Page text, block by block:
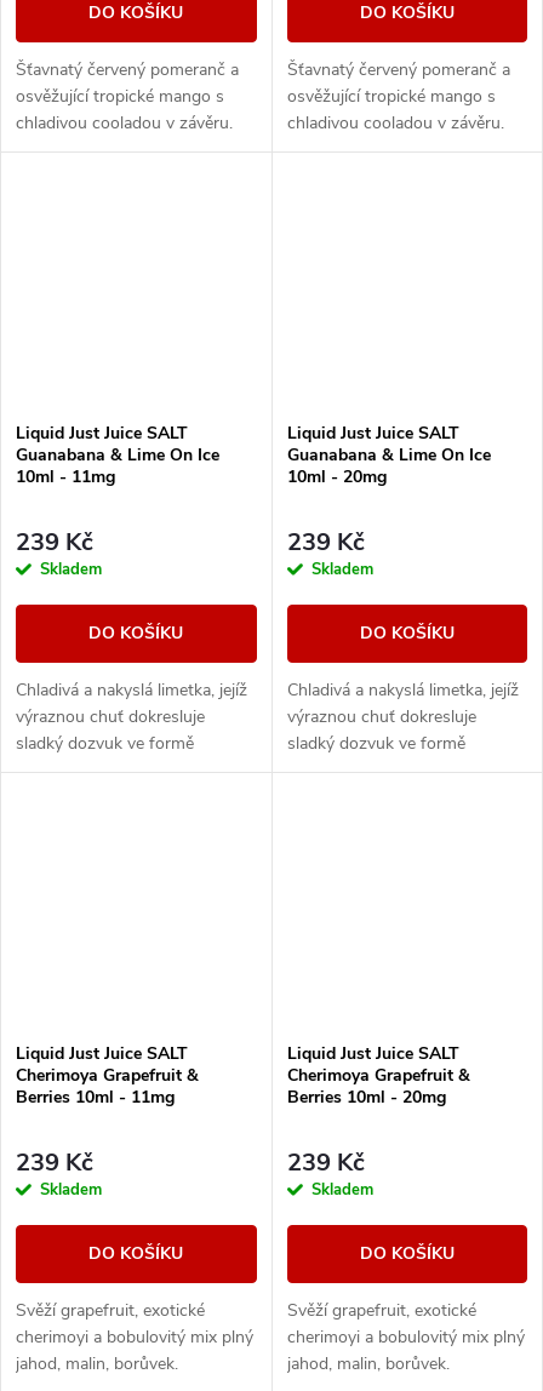
DO KOŠÍKU
Šťavnatý červený pomeranč a
osvěžující tropické mango s
chladivou cooladou v závěru.
DO KOŠÍKU
Šťavnatý červený pomeranč a
osvěžující tropické mango s
chladivou cooladou v závěru.
Liquid Just Juice SALT
Guanabana & Lime On Ice
10ml - 11mg
239 Kč
Skladem
DO KOŠÍKU
Chladivá a nakyslá limetka, jejíž
výraznou chuť dokresluje
sladký dozvuk ve formě
exotické gravioly.
Liquid Just Juice SALT
Guanabana & Lime On Ice
10ml - 20mg
239 Kč
Skladem
DO KOŠÍKU
Chladivá a nakyslá limetka, jejíž
výraznou chuť dokresluje
sladký dozvuk ve formě
exotické gravioly.
Liquid Just Juice SALT
Cherimoya Grapefruit &
Berries 10ml - 11mg
239 Kč
Skladem
DO KOŠÍKU
Svěží grapefruit, exotické
cherimoyi a bobulovitý mix plný
jahod, malin, borůvek.
Liquid Just Juice SALT
Cherimoya Grapefruit &
Berries 10ml - 20mg
239 Kč
Skladem
DO KOŠÍKU
Svěží grapefruit, exotické
cherimoyi a bobulovitý mix plný
jahod, malin, borůvek.